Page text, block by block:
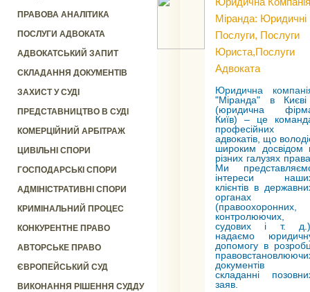
ПРАВОВА АНАЛІТИКА
ПОСЛУГИ АДВОКАТА
АДВОКАТСЬКИЙ ЗАПИТ
СКЛАДАННЯ ДОКУМЕНТІВ
ЗАХИСТ У СУДІ
ПРЕДСТАВНИЦТВО В СУДІ
КОМЕРЦІЙНИЙ АРБІТРАЖ
ЦИВІЛЬНІ СПОРИ
ГОСПОДАРСЬКІ СПОРИ
АДМІНІСТРАТИВНІ СПОРИ
КРИМІНАЛЬНИЙ ПРОЦЕС
КОНКУРЕНТНЕ ПРАВО
АВТОРСЬКЕ ПРАВО
ЄВРОПЕЙСЬКИЙ СУД
ВИКОНАННЯ РІШЕННЯ СУДДУ
Міранда: Юридичні
Послуги, Послуги
Юриста,послуги
Адвоката
Юридична
"Міранда" в Києві
(юридична
Київ) – це
професійних
адвокатів, що
широким досвідом
різних галузях
Ми
інтереси
клієнтів в
органах
(правоохоронних,
контролюючих,
судових і т.
надаємо
допомогу в
документів
складанні
заяв.